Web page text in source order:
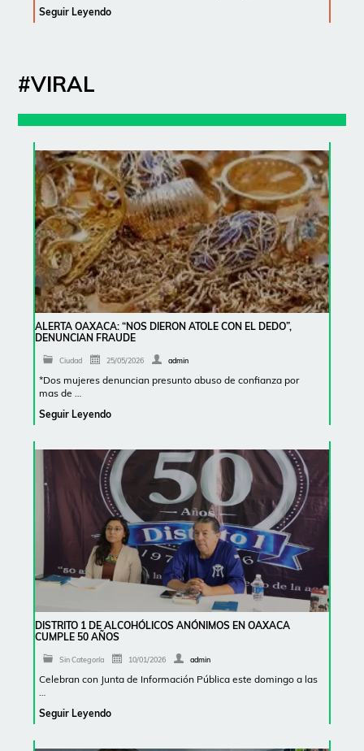
Seguir Leyendo
#VIRAL
ALERTA OAXACA: “NOS DIERON ATOLE CON EL DEDO”,
DENUNCIAN FRAUDE
Ciudad 25/05/2026 admin
*Dos mujeres denuncian presunto abuso de confianza por
mas de …
Seguir Leyendo
DISTRITO 1 DE ALCOHÓLICOS ANÓNIMOS EN OAXACA
CUMPLE 50 AÑOS
Sin Categoría 10/01/2026 admin
Celebran con Junta de Información Pública este domingo a las
Seguir Leyendo